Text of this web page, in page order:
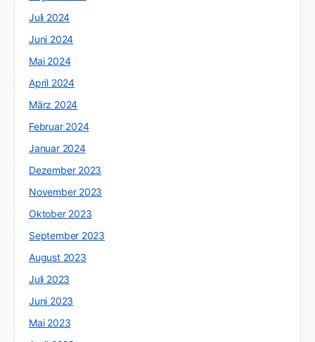
Juli 2024
Juni 2024
Mai 2024
April 2024
März 2024
Februar 2024
Januar 2024
Dezember 2023
November 2023
Oktober 2023
September 2023
August 2023
Juli 2023
Juni 2023
Mai 2023